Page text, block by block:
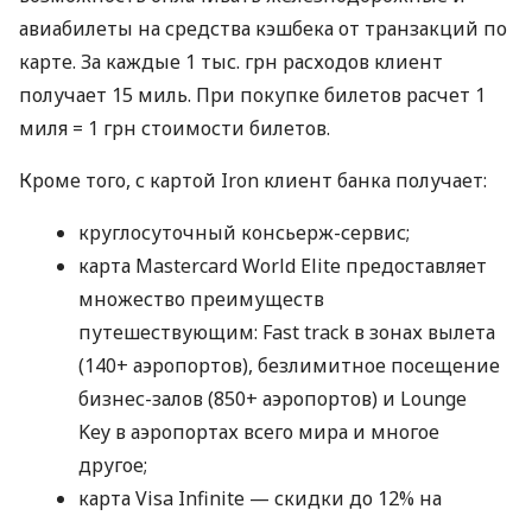
авиабилеты на средства кэшбека от транзакций по
карте. За каждые 1 тыс. грн расходов клиент
получает 15 миль. При покупке билетов расчет 1
миля = 1 грн стоимости билетов.
Кроме того, с картой Iron клиент банка получает:
круглосуточный консьерж-сервис;
карта Mastercard World Elite предоставляет
множество преимуществ
путешествующим: Fast track в зонах вылета
(140+ аэропортов), безлимитное посещение
бизнес-залов (850+ аэропортов) и Lounge
Key в аэропортах всего мира и многое
другое;
карта Visa Infinite — скидки до 12% на